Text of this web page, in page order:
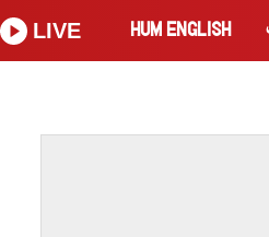
HUM ENGLISH
LIVE